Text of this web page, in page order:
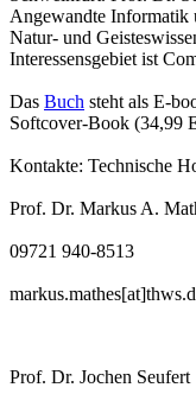
Angewandte Informatik
Natur- und
Interessensgebiet ist
Das Buch steht als E-
Softcover-Book (34,99
Kontakte: Technische
Prof. Dr. Markus A.
09721 940-8513
Prof. Dr. Jochen Seufert